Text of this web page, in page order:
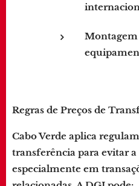
Montagem
Regras de Preços de
Cabo Verde aplica
transferência para evitar
especialmente em